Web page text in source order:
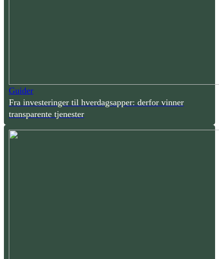
Guider
Fra investeringer til hverdagsapper: derfor vinner
transparente tjenester